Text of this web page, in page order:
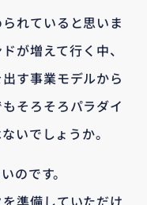
れていると思いま
が増えて行く中、
す事業モデルから
そろそろパラダイ
いでしょうか。
のです。
準備していただけ